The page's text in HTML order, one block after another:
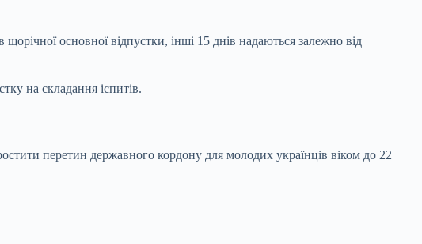
основної відпустки, інші 15 днів надаються залежно від
на складання іспитів.
перетин державного кордону для молодих українців віком до 22